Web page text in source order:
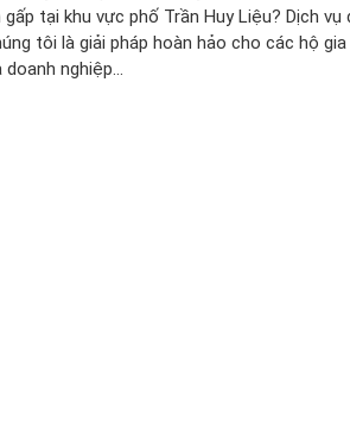
gấp tại khu vực phố Trần Huy Liệu? Dịch
tôi là giải pháp hoàn hảo cho các hộ
doanh nghiệp...